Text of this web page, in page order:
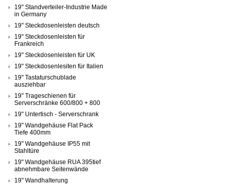
19" Standverteiler-Industrie Made
in Germany
19" Steckdosenleisten deutsch
19" Steckdosenleisten für
Frankreich
19" Steckdosenleisten für UK
19" Steckdosenlesiten für Italien
19" Tastaturschublade
ausziehbar
19" Trageschienen für
Serverschränke 600/800 + 800
19" Untertisch - Serverschrank
19" Wandgehäuse Flat Pack
Tiefe 400mm
19" Wandgehäuse IP55 mit
Stahltüre
19" Wandgehäuse RUA 395tief
abnehmbare Seitenwände
19" Wandhalterung